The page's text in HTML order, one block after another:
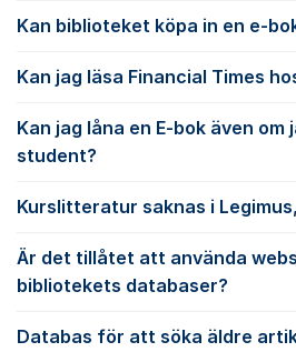
Kan biblioteket köpa in en e-
Kan jag läsa Financial Times
Kan jag låna en E-bok även om
student?
Kurslitteratur saknas i
Är det tillåtet att använda
bibliotekets databaser?
Databas för att söka äldre